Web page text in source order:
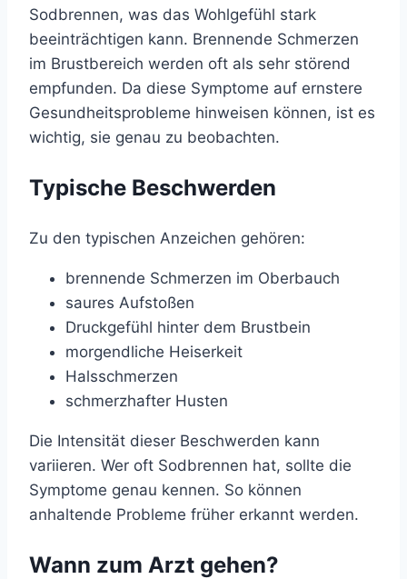
Sodbrennen, was das Wohlgefühl stark
beeinträchtigen kann. Brennende Schmerzen
im Brustbereich werden oft als sehr störend
empfunden. Da diese Symptome auf ernstere
Gesundheitsprobleme hinweisen können, ist es
wichtig, sie genau zu beobachten.
Typische Beschwerden
Zu den typischen Anzeichen gehören:
brennende Schmerzen im Oberbauch
saures Aufstoßen
Druckgefühl hinter dem Brustbein
morgendliche Heiserkeit
Halsschmerzen
schmerzhafter Husten
Die Intensität dieser Beschwerden kann
variieren. Wer oft Sodbrennen hat, sollte die
Symptome genau kennen. So können
anhaltende Probleme früher erkannt werden.
Wann zum Arzt gehen?